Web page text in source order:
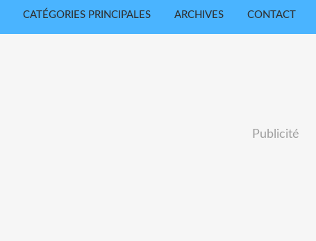
CATÉGORIES PRINCIPALES ARCHIVES CONTACT
Publicité